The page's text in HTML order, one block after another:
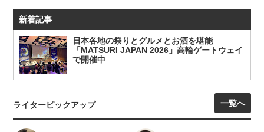
新着記事
日本各地の祭りとグルメとお酒を堪能
「MATSURI JAPAN 2026」高輪ゲートウェイ
で開催中
ライターピックアップ 一覧へ